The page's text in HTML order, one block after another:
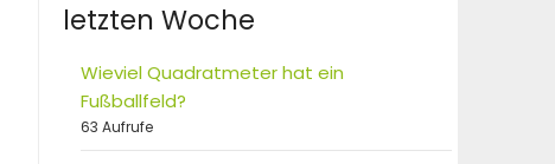
letzten Woche
Wieviel Quadratmeter hat ein
Fußballfeld?
63 Aufrufe